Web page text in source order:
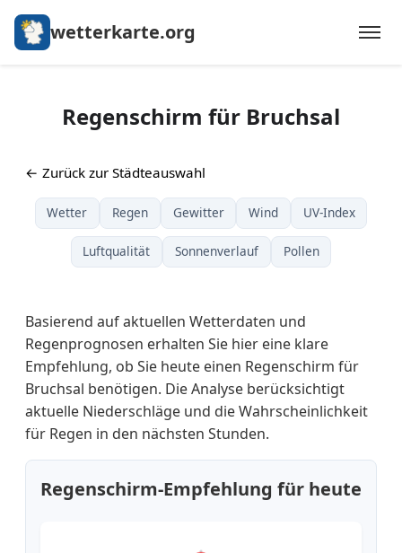
wetterkarte.org
Regenschirm für Bruchsal
← Zurück zur Städteauswahl
Wetter Regen Gewitter Wind UV-Index
Luftqualität Sonnenverlauf Pollen
Basierend auf aktuellen Wetterdaten und
Regenprognosen erhalten Sie hier eine klare
Empfehlung, ob Sie heute einen Regenschirm für
Bruchsal benötigen. Die Analyse berücksichtigt
aktuelle Niederschläge und die Wahrscheinlichkeit
für Regen in den nächsten Stunden.
Regenschirm-Empfehlung für heute